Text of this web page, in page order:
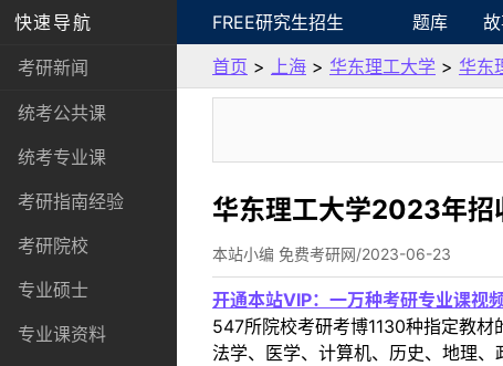
快速导航
考研新闻
统考公共课
统考专业课
考研指南经验
考研院校
专业硕士
专业课资料
FREE研究生招生 题库
首页 > 上海 > 华东理工大学 > 华东
华东理工大学2023年招
本站小编 免费考研网/2023-06-23
开通本站VIP：一万种考研专业课视
547所院校考研考博1130种指定教材
法学、医学、计算机、历史、地理、